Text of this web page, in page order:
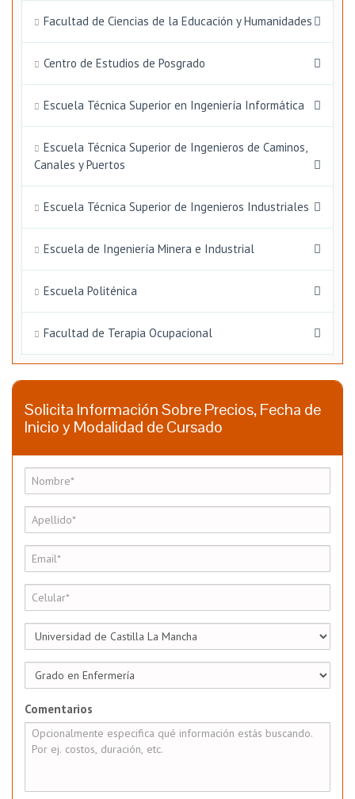
Facultad de Ciencias de la Educación y Humanidades
Centro de Estudios de Posgrado
Escuela Técnica Superior en Ingeniería Informática
Escuela Técnica Superior de Ingenieros de Caminos,
Canales y Puertos
Escuela Técnica Superior de Ingenieros Industriales
Escuela de Ingeniería Minera e Industrial
Escuela Politénica
Facultad de Terapia Ocupacional
Solicita Información Sobre Precios, Fecha de
Inicio y Modalidad de Cursado
Comentarios